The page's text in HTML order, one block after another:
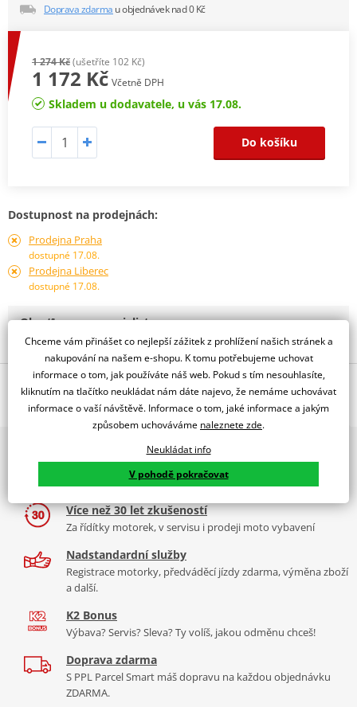
Doprava zdarma u objednávek nad 0 Kč
1 274 Kč(ušetříte 102 Kč)
1 172 Kč Včetně DPH
Skladem u dodavatele, u vás 17.08.
Do košíku
Dostupnost na prodejnách:
Prodejna Praha
dostupné 17.08.
Prodejna Liberec
dostupné 17.08.
Obraťte se na specialistu
Popis a parametry
Jsme autorizovaný
dealer značky SHAD
Montážní sada pro opěrku SHAD DORP. Opěrka není součástí.
pro motocykly, která zvyšuje pohodlí
spolujezdce a zpříjemňuje cestu. Společnost SHAD nabízí širokou
škálu modelů s čalouněnou úpravou. Každý model je
přizpůsobený danému modelů motorky.
UPOZORNĚNÍ: Pro doplnění sady je zapotřebí dokoupit opěrku.
Mounting sheet - montážní list
2x multibrand showroom
9 značek motocyklů, servis, oblečení, doplňky i náhradní
díly, to vše v Praze a Liberci
Více než 30 let zkušeností
Za řídítky motorek, v servisu i prodeji moto vybavení
Nadstandardní služby
Registrace motorky, předváděcí jízdy zdarma, výměna zboží
a další.
K2 Bonus
Výbava? Servis? Sleva? Ty volíš, jakou odměnu chceš!
Doprava zdarma
S PPL Parcel Smart máš dopravu na každou objednávku
ZDARMA.
Chceme vám přinášet co nejlepší zážitek z prohlížení našich stránek a
nakupování na našem e-shopu. K tomu potřebujeme uchovat
informace o tom, jak používáte náš web. Pokud s tím nesouhlasíte,
kliknutím na tlačítko neukládat nám dáte najevo, že nemáme uchovávat
informace o vaší návštěvě. Informace o tom, jaké informace a jakým
způsobem uchováváme naleznete zde.
Neukládat info
V pohodě pokračovat